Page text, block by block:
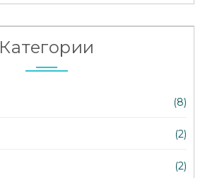
Категории
(8)
(2)
(2)